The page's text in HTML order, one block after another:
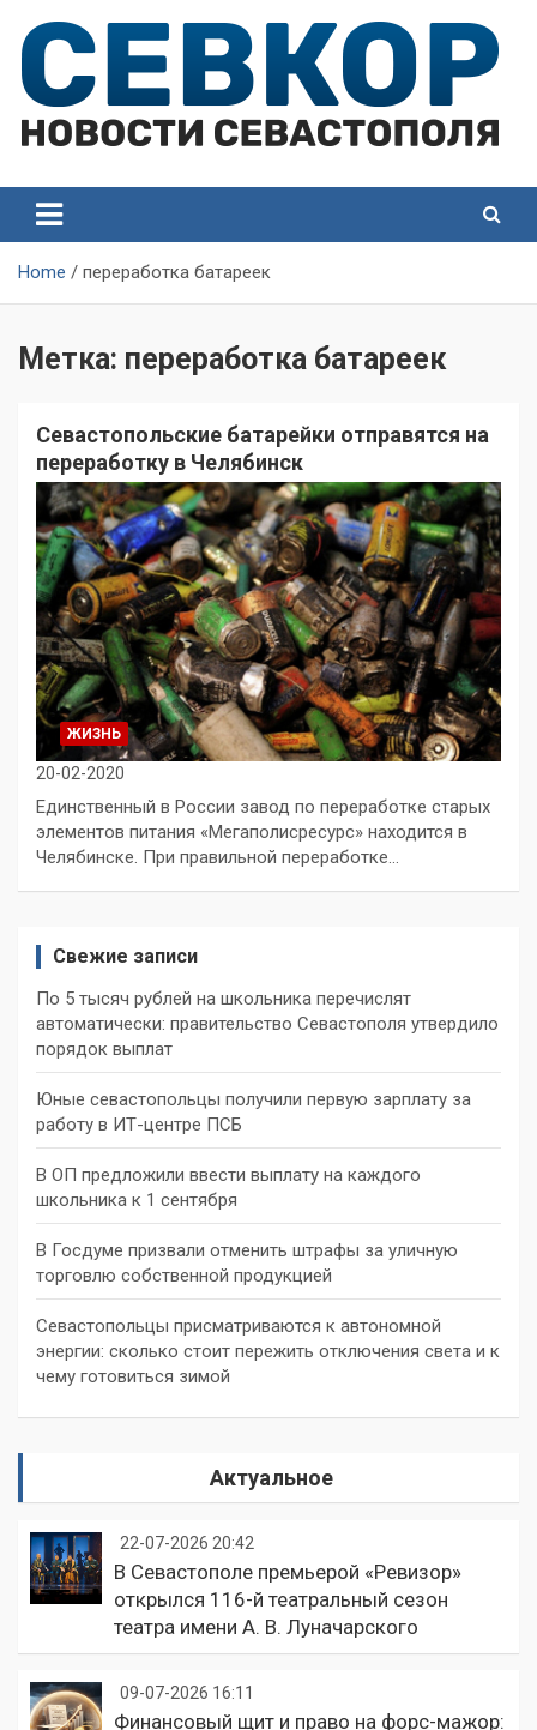
content
Севастополя
Севастополя
Home переработка батареек
Метка: переработка батареек
Севастопольские батарейки отправятся на
переработку в Челябинск
ЖИЗНЬ
20-02-2020
Единственный в России завод по переработке старых
элементов питания «Мегаполисресурс» находится в
Челябинске. При правильной переработке…
Свежие записи
По 5 тысяч рублей на школьника перечислят
автоматически: правительство Севастополя утвердило
порядок выплат
Юные севастопольцы получили первую зарплату за
работу в ИТ-центре ПСБ
В ОП предложили ввести выплату на каждого
школьника к 1 сентября
В Госдуме призвали отменить штрафы за уличную
торговлю собственной продукцией
Севастопольцы присматриваются к автономной
энергии: сколько стоит пережить отключения света и к
чему готовиться зимой
Актуальное
22-07-2026 20:42
В Севастополе премьерой «Ревизор»
открылся 116-й театральный сезон
театра имени А. В. Луначарского
09-07-2026 16:11
Финансовый щит и право на форс-мажор: